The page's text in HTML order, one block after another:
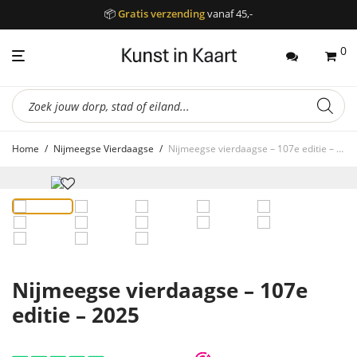
📦Gratis verzendingvanaf 45,-
0
Producten
zoeken
Home / Nijmeegse Vierdaagse / Nijmeegse vierdaagse – 107e editie – 2025
Nijmeegse vierdaagse – 107e
editie – 2025